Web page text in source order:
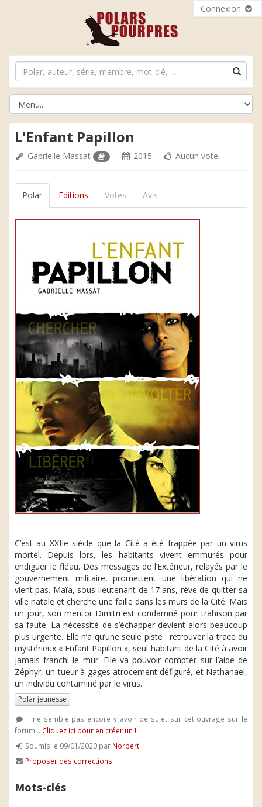
Connexion
L'Enfant Papillon
Gabrielle Massat 2015 Aucun vote
Polar Editions Votes Avis
C’est au XXIIe siècle que la Cité a été frappée par un virus
mortel. Depuis lors, les habitants vivent emmurés pour
endiguer le fléau. Des messages de l’Extérieur, relayés par le
gouvernement militaire, promettent une libération qui ne
vient pas. Maïa, sous-lieutenant de 17 ans, rêve de quitter sa
ville natale et cherche une faille dans les murs de la Cité. Mais
un jour, son mentor Dimitri est condamné pour trahison par
sa faute. La nécessité de s’échapper devient alors beaucoup
plus urgente. Elle n’a qu’une seule piste : retrouver la trace du
mystérieux « Enfant Papillon », seul habitant de la Cité à avoir
jamais franchi le mur. Elle va pouvoir compter sur l’aide de
Zéphyr, un tueur à gages atrocement défiguré, et Nathanael,
un individu contaminé par le virus.
Polar jeunesse
Il ne semble pas encore y avoir de sujet sur cet ouvrage sur le
forum... Cliquez ici pour en créer un !
Soumis le 09/01/2020 par Norbert
Proposer des corrections
Mots-clés